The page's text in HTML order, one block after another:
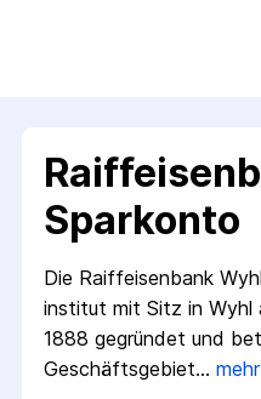
Sparkonto
Die Raiffeisenbank
institut mit Sitz in Wyhl
1888 gegründet und
Geschäfts­gebiet… mehr